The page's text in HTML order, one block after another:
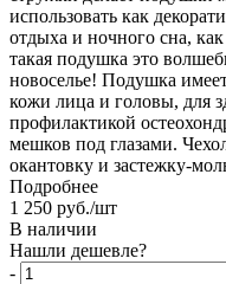
использовать как
отдыха и ночного сна,
такая подушка это
новоселье! Подушка
кожи лица и головы, для
профилактикой
мешков под глазами.
окантовку и застежку-
Подробнее
1 250 руб./шт
В наличии
Нашли дешевле?
-